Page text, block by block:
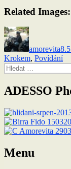
Related Images:
Autor:
amorevita
Krokem, Povídání
Hledat:
ADESSO
Menu